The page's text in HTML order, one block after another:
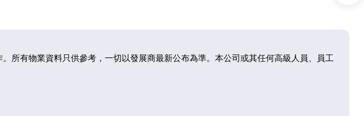
。所有物業資料只供參考，一切以發展商最新公布為準。本公司或其任何高級人員、員工